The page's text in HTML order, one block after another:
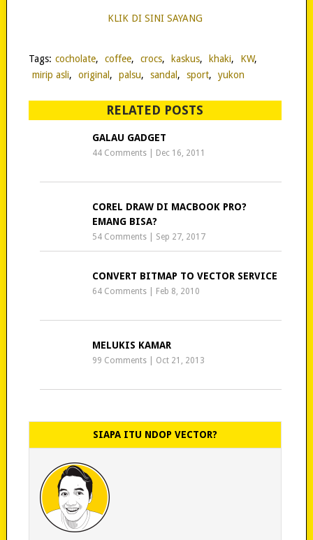
KLIK DI SINI SAYANG
Tags: cocholate, coffee, crocs, kaskus, khaki, KW,
mirip asli, original , palsu, sandal , sport, yukon
RELATED POSTS
GALAU GADGET
44 Comments Dec 16, 2011
COREL DRAW DI MACBOOK PRO?
EMANG BISA?
54 Comments Sep 27, 2017
CONVERT BITMAP TO VECTOR SERVICE
64 Comments Feb 8, 2010
MELUKIS KAMAR
99 Comments Oct 21, 2013
SIAPA ITU NDOP VECTOR?